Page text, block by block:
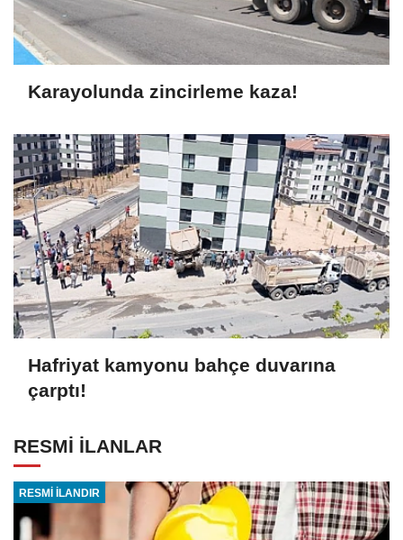
Karayolunda zincirleme kaza!
Hafriyat kamyonu bahçe duvarına
çarptı!
RESMİ İLANLAR
RESMİ İLANDIR